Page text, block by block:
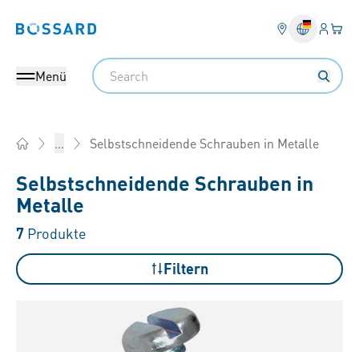
Bossard homepage Ihr
Menü
Search
... Selbstschneidende Schrauben in Metalle
Selbstschneidende Schrauben in
Metalle
7 Produkte
Filtern